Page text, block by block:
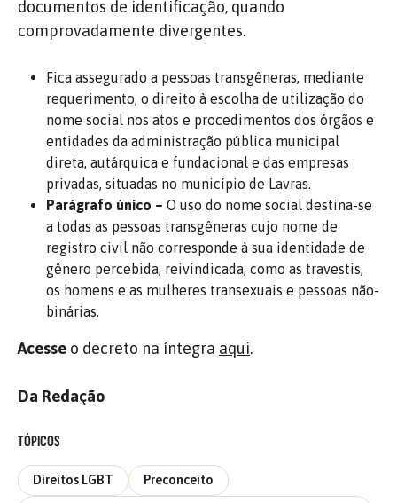
documentos de identificação, quando
comprovadamente divergentes.
Fica assegurado a pessoas transgêneras, mediante
requerimento, o direito à escolha de utilização do
nome social nos atos e procedimentos dos órgãos e
entidades da administração pública municipal
direta, autárquica e fundacional e das empresas
privadas, situadas no município de Lavras.
Parágrafo único – O uso do nome social destina-se
a todas as pessoas transgêneras cujo nome de
registro civil não corresponde à sua identidade de
gênero percebida, reivindicada, como as travestis,
os homens e as mulheres transexuais e pessoas não-
binárias.
Acesse o decreto na íntegra aqui.
Da Redação
TÓPICOS
Direitos LGBT Preconceito